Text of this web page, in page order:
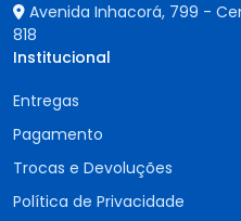
Avenida Inhacorá, 799 -
818
Institucional
Entregas
Pagamento
Trocas e Devoluções
Política de Privacidade